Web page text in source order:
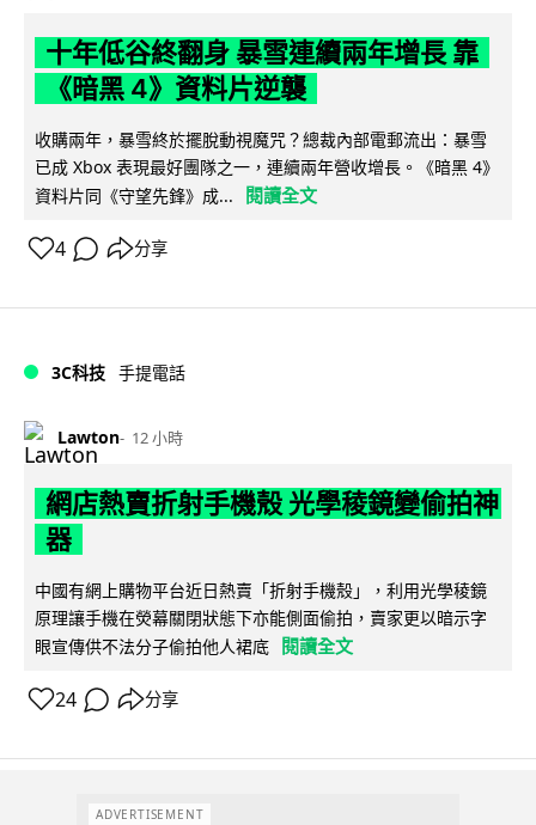
十年低谷終翻身 暴雪連續兩年增長 靠
《暗黑 4》資料片逆襲
收購兩年，暴雪終於擺脫動視魔咒？總裁內部電郵流出：暴雪
已成 Xbox 表現最好團隊之一，連續兩年營收增長。《暗黑 4》
資料片同《守望先鋒》成...
閱讀全文
4 分享
3C科技 手提電話
Lawton 12 小時
網店熱賣折射手機殼 光學稜鏡變偷拍神
器
中國有網上購物平台近日熱賣「折射手機殼」，利用光學稜鏡
原理讓手機在熒幕關閉狀態下亦能側面偷拍，賣家更以暗示字
眼宣傳供不法分子偷拍他人裙底 閱讀全文
24 分享
ADVERTISEMENT